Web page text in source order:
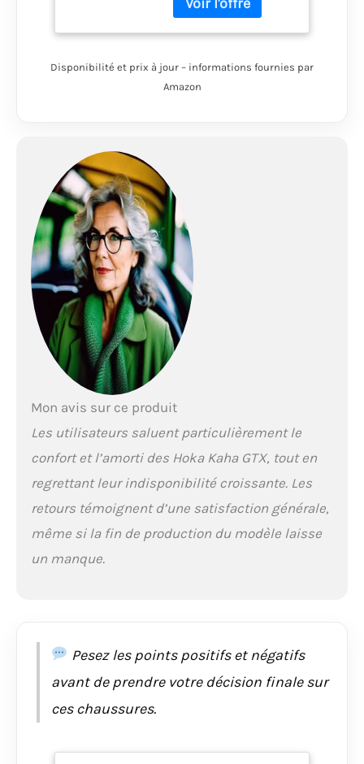
d'amortissement
avec une semelle
technologie Meta-
Rocker de Hoka One
One One aide à faciliter
la course ou la
randonnée, en
réduisant la fatigue et
en améliorant la
stabilité du pied
pendant l'activité
physique.
Disponibilité et prix à jour – informations fournies par
Amazon
Mon avis sur ce produit
Les utilisateurs saluent particulièrement le
confort et l’amorti des Hoka Kaha GTX, tout en
regrettant leur indisponibilité croissante. Les
retours témoignent d’une satisfaction générale,
même si la fin de production du modèle laisse
un manque.
Pesez les points positifs et négatifs
avant de prendre votre décision finale sur
ces chaussures.